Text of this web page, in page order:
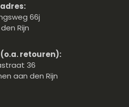
66j
Rijn
retouren):
36
aan den Rijn